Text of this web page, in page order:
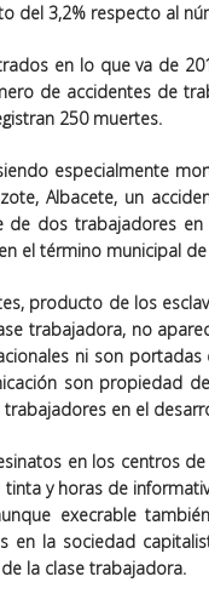
del 3,2% respecto al
en lo que va de
de accidentes de
250 muertes.
especialmente
Albacete, un
de dos trabajadores
el término municipal
producto de los
trabajadora, no
ni son
son propiedad
en el
en los centros
y horas de
execrable
en la sociedad
la clase trabajadora.